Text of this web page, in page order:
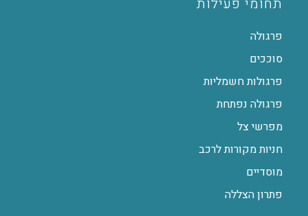
תחומי פעילות
פרגולה
סוככים
פרגולות חשמליות
פרגולה נפתחת
מפרשי צל
חניות מקורות לרכב
מוסדיים
פתרון הצללה